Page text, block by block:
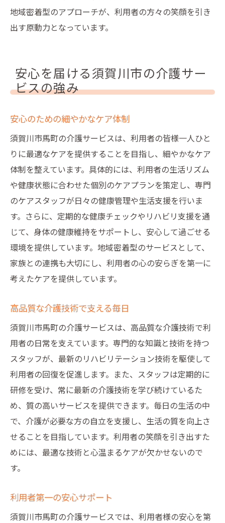
地域密着型のアプローチが、利用者の方々の笑顔を引き
出す原動力となっています。
安心を届ける須賀川市の介護サー
ビスの強み
安心のための細やかなケア体制
須賀川市馬町の介護サービスは、利用者の皆様一人ひと
りに最適なケアを提供することを目指し、細やかなケア
体制を整えています。具体的には、利用者の生活リズム
や健康状態に合わせた個別のケアプランを策定し、専門
のケアスタッフが日々の健康管理や生活支援を行いま
す。さらに、定期的な健康チェックやリハビリ支援を通
じて、身体の健康維持をサポートし、安心して過ごせる
環境を提供しています。地域密着型のサービスとして、
家族との連携も大切にし、利用者の心の安らぎを第一に
考えたケアを提供しています。
高品質な介護技術で支える毎日
須賀川市馬町の介護サービスは、高品質な介護技術で利
用者の日常を支えています。専門的な知識と技術を持つ
スタッフが、最新のリハビリテーション技術を駆使して
利用者の回復を促進します。また、スタッフは定期的に
研修を受け、常に最新の介護技術を学び続けているた
め、質の高いサービスを提供できます。毎日の生活の中
で、介護が必要な方の自立を支援し、生活の質を向上さ
せることを目指しています。利用者の笑顔を引き出すた
めには、最適な技術と心温まるケアが欠かせないので
す。
利用者第一の安心サポート
須賀川市馬町の介護サービスでは、利用者様の安心を第